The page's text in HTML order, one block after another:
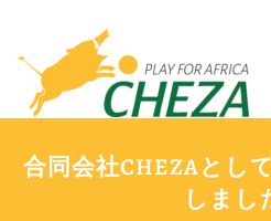
合同会社CHEZAとし
しまし